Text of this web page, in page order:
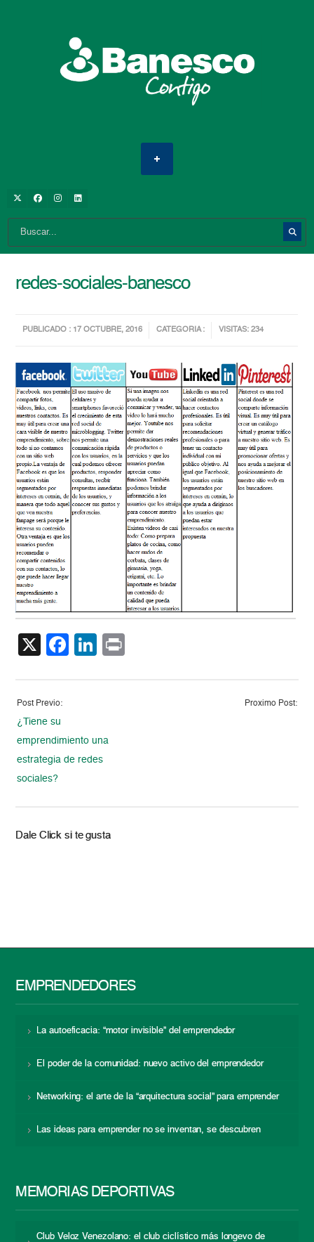
redes-sociales-banesco
PUBLICADO : 17 OCTUBRE, 2016 CATEGORIA : VISITAS: 234
X Facebook
LinkedIn
Post Previo:
¿Tiene su
emprendimiento una
estrategia de redes
sociales?
Proximo Post:
Dale Click si te gusta
EMPRENDEDORES
La autoeficacia: “motor invisible” del emprendedor
El poder de la comunidad: nuevo activo del emprendedor
Networking: el arte de la “arquitectura social” para emprender
Las ideas para emprender no se inventan, se descubren
MEMORIAS DEPORTIVAS
Club Veloz Venezolano: el club ciclístico más longevo de